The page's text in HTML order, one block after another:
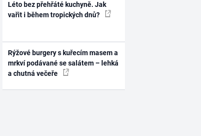
Léto bez přehřáté kuchyně. Jak
vařit i během tropických dnů?
Rýžové burgery s kuřecím masem a
mrkví podávané se salátem – lehká
a chutná večeře